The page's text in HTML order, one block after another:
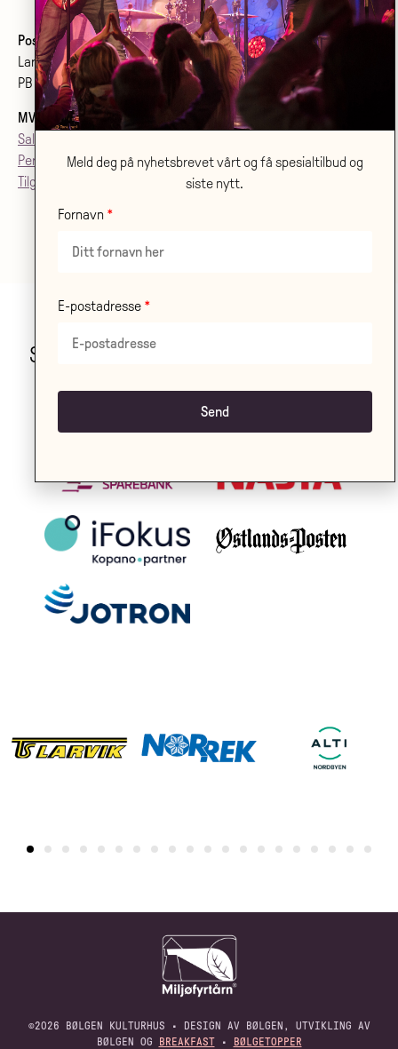
Postadresse:
Larvik kulturhus Bølgen KF
PB 2020, 3255 Larvik
MVA
: 992079142
Salgsvilkår
Personvern
Tilgjenglighetsærklæring
Stor takk til våre samarbeidspartnere!
SAMARBEIDSPARTNERE HER
©2026 BØLGEN KULTURHUS • DESIGN AV BØLGEN, UTVIKLING AV
BØLGEN OG
BREAKFAST• BØLGETOPPER
Meld deg på nyhetsbrevet vårt og få spesialtilbud og
siste nytt.
Fornavn
E-postadresse